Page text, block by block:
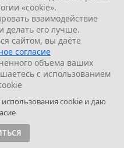
В своем
уже
что народ
Разве не рыдали в
начиная с
Рокоссовским и
успел уже
стихов и песен о
«cookie».
взаимодействие
делать его лучше.
сайтом, вы даёте
согласие
объема ваших
с использованием
cookie и даю